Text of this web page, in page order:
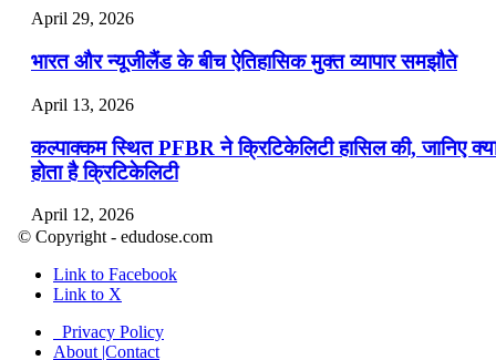
April 29, 2026
भारत और न्यूजीलैंड के बीच ऐतिहासिक मुक्त व्यापार समझौते
April 13, 2026
कल्पाक्कम स्थित PFBR ने क्रिटिकेलिटी हासिल की, जानिए
होता है क्रिटिकेलिटी
April 12, 2026
April 9, 2026
नासा का आर्टेमिस-2 मिशन: मनुष्य एक बार फिर से चंद्रमा के
© Copyright - edudose.com
Link to Facebook
Link to X
Privacy Policy
About |Contact